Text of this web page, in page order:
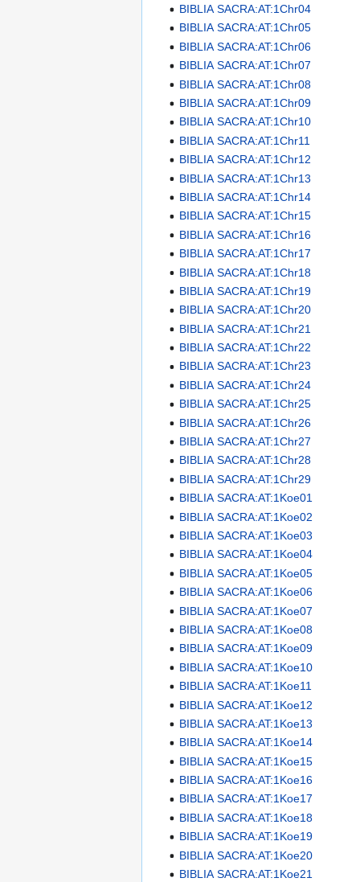
BIBLIA SACRA:AT:1Chr04
BIBLIA SACRA:AT:1Chr05
BIBLIA SACRA:AT:1Chr06
BIBLIA SACRA:AT:1Chr07
BIBLIA SACRA:AT:1Chr08
BIBLIA SACRA:AT:1Chr09
BIBLIA SACRA:AT:1Chr10
BIBLIA SACRA:AT:1Chr11
BIBLIA SACRA:AT:1Chr12
BIBLIA SACRA:AT:1Chr13
BIBLIA SACRA:AT:1Chr14
BIBLIA SACRA:AT:1Chr15
BIBLIA SACRA:AT:1Chr16
BIBLIA SACRA:AT:1Chr17
BIBLIA SACRA:AT:1Chr18
BIBLIA SACRA:AT:1Chr19
BIBLIA SACRA:AT:1Chr20
BIBLIA SACRA:AT:1Chr21
BIBLIA SACRA:AT:1Chr22
BIBLIA SACRA:AT:1Chr23
BIBLIA SACRA:AT:1Chr24
BIBLIA SACRA:AT:1Chr25
BIBLIA SACRA:AT:1Chr26
BIBLIA SACRA:AT:1Chr27
BIBLIA SACRA:AT:1Chr28
BIBLIA SACRA:AT:1Chr29
BIBLIA SACRA:AT:1Koe01
BIBLIA SACRA:AT:1Koe02
BIBLIA SACRA:AT:1Koe03
BIBLIA SACRA:AT:1Koe04
BIBLIA SACRA:AT:1Koe05
BIBLIA SACRA:AT:1Koe06
BIBLIA SACRA:AT:1Koe07
BIBLIA SACRA:AT:1Koe08
BIBLIA SACRA:AT:1Koe09
BIBLIA SACRA:AT:1Koe10
BIBLIA SACRA:AT:1Koe11
BIBLIA SACRA:AT:1Koe12
BIBLIA SACRA:AT:1Koe13
BIBLIA SACRA:AT:1Koe14
BIBLIA SACRA:AT:1Koe15
BIBLIA SACRA:AT:1Koe16
BIBLIA SACRA:AT:1Koe17
BIBLIA SACRA:AT:1Koe18
BIBLIA SACRA:AT:1Koe19
BIBLIA SACRA:AT:1Koe20
BIBLIA SACRA:AT:1Koe21